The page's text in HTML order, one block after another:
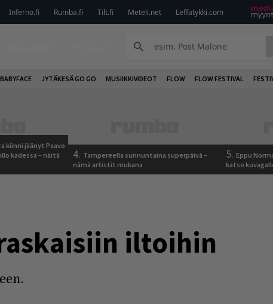
Inferno.fi Rumba.fi Tilt.fi Meteli.net Leffatykki.com
BABYFACE JYTÄKESÄ GO GO MUSIIKKIVIDEOT FLOW FLOW FESTIVAL
jäänyt Paavo
kädessä – näitä
4. Tampereella sunnuntaina superpäivä –
nämä artistit mukana
5. Eppu
katso
iltoihin